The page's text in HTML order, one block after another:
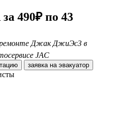
490₽ по 43
ремонте Джак ДжиЭс3 в
JAC
заявка на эвакуатор